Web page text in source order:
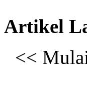
Artikel
<<